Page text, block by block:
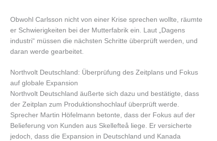
Obwohl Carlsson nicht von einer Krise sprechen wollte, räumte
er Schwierigkeiten bei der Mutterfabrik ein. Laut „Dagens
industri“ müssen die nächsten Schritte überprüft werden, und
daran werde gearbeitet.
Northvolt Deutschland: Überprüfung des Zeitplans und Fokus
auf globale Expansion
Northvolt Deutschland äußerte sich dazu und bestätigte, dass
der Zeitplan zum Produktionshochlauf überprüft werde.
Sprecher Martin Höfelmann betonte, dass der Fokus auf der
Belieferung von Kunden aus Skellefteå liege. Er versicherte
jedoch, dass die Expansion in Deutschland und Kanada